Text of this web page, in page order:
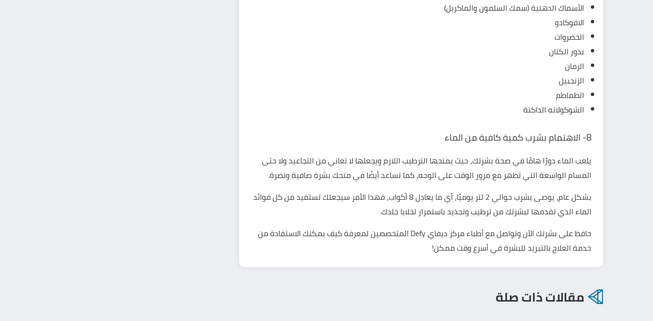
الأسماك الدهنية (سمك السلمون والماكريل)
الافوكادو
الخضروات
بذور الكتان
الرمان
الزنجبيل
الطماطم
الشوكولاته الداكنة
8- الاهتمام بشرب كمية كافية من الماء
يلعب الماء دورًا هامًا في صحة بشرتك، حيث يمنحها الترطيب اللازم ويجعلها لا تعاني من التجاعيد ولا حتى
المسام الواسعة التي تظهر مع مرور الوقت على الوجه، كما تساعد أيضًا في منحك بشرة صافية ونضرة.
بشكل عام، يوصى بشرب حوالي 2 لتر يوميًا، أي ما يعادل 8 أكواب، فهذا الأمر سيجعلك تستفيد من كل
فوائد
الماء الذي تقدمها لبشرتك من ترطيب وتجديد باستمرار لخلايا جلدك.
حافظ على بشرتك الآن وتواصل مع أطباءمركز ديفاي Defy
المتخصصين لمعرفة كيف يمكنك الاستفادة من
خدمة العلاج بالتبريد للبشرةفي أسرع وقت ممكن!
مقالات ذات صلة